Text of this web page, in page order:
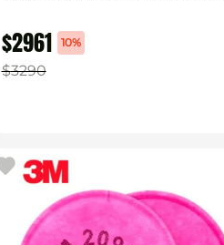
$2961 10%
$3290